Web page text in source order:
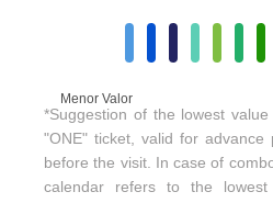
Menor Valor
*Suggestion of the lowest
"ONE" ticket, valid for
before the visit. In case of
calendar refers to the